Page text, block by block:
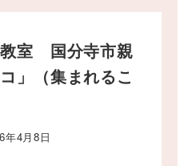
室 国分寺市親
」（集まれるこ
年4月8日